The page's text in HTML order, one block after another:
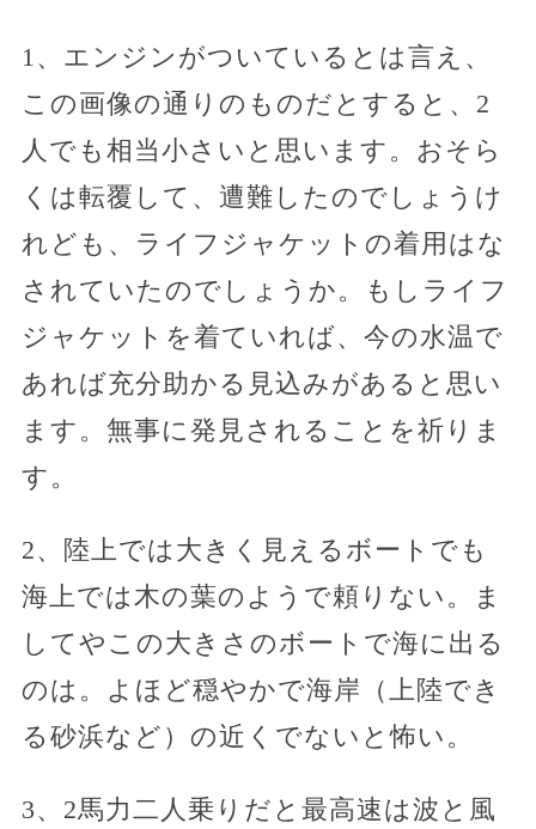
1、エンジンがついているとは言え、
この画像の通りのものだとすると、2
人でも相当小さいと思います。おそら
くは転覆して、遭難したのでしょうけ
れども、ライフジャケットの着用はな
されていたのでしょうか。もしライフ
ジャケットを着ていれば、今の水温で
あれば充分助かる見込みがあると思い
ます。無事に発見されることを祈りま
す。
2、陸上では大きく見えるボートでも
海上では木の葉のようで頼りない。ま
してやこの大きさのボートで海に出る
のは。よほど穏やかで海岸（上陸でき
る砂浜など）の近くでないと怖い。
3、2馬力二人乗りだと最高速は波と風